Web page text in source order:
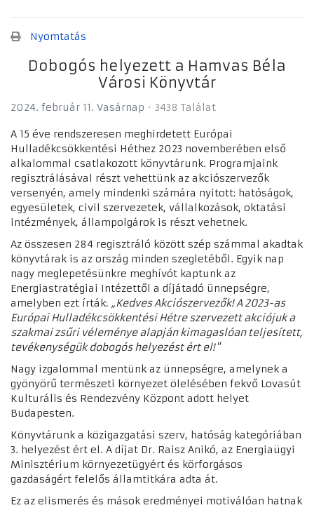
Nyomtatás
Dobogós helyezett a Hamvas Béla
Városi Könyvtár
2024. február 11. Vasárnap 3438 Találat
A 15 éve rendszeresen meghirdetett Európai
Hulladékcsökkentési Héthez 2023 novemberében első
alkalommal csatlakozott könyvtárunk. Programjaink
regisztrálásával részt vehettünk az akciószervezők
versenyén, amely mindenki számára nyitott: hatóságok,
egyesületek, civil szervezetek, vállalkozások, oktatási
intézmények, állampolgárok is részt vehetnek.
Az összesen 284 regisztráló között szép számmal akadtak
könyvtárak is az ország minden szegletéből. Egyik nap
nagy meglepetésünkre meghívót kaptunk az
Energiastratégiai Intézettől a díjátadó ünnepségre,
amelyben ezt írták: „Kedves Akciószervezők! A 2023-as
Európai Hulladékcsökkentési Hétre szervezett akciójuk a
szakmai zsűri véleménye alapján kimagaslóan teljesített,
tevékenységük dobogós helyezést ért el!"
Nagy izgalommal mentünk az ünnepségre, amelynek a
gyönyörű természeti környezet ölelésében fekvő Lovasút
Kulturális és Rendezvény Központ adott helyet
Budapesten.
Könyvtárunk a közigazgatási szerv, hatóság kategóriában
3. helyezést ért el. A díjat Dr. Raisz Anikó, az Energiaügyi
Minisztérium környezetügyért és körforgásos
gazdaságért felelős államtitkára adta át.
Ez az elismerés és mások eredményei motiválóan hatnak